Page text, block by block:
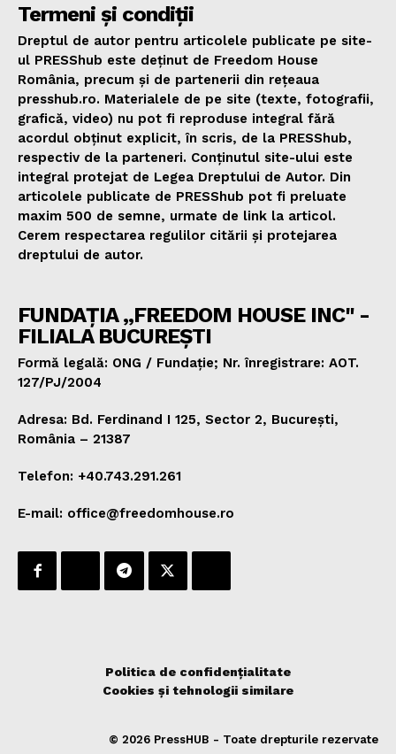
Termeni și condiții
Dreptul de autor pentru articolele publicate pe site-
ul PRESShub este deținut de Freedom House
România, precum și de partenerii din rețeaua
presshub.ro. Materialele de pe site (texte, fotografii,
grafică, video) nu pot fi reproduse integral fără
acordul obținut explicit, în scris, de la PRESShub,
respectiv de la parteneri. Conținutul site-ului este
integral protejat de Legea Dreptului de Autor. Din
articolele publicate de PRESShub pot fi preluate
maxim 500 de semne, urmate de link la articol.
Cerem respectarea regulilor citării și protejarea
dreptului de autor.
FUNDAȚIA „FREEDOM HOUSE INC" -
FILIALA BUCUREȘTI
Formă legală: ONG / Fundație; Nr. înregistrare: AOT.
127/PJ/2004
Adresa: Bd. Ferdinand I 125, Sector 2, București,
România – 21387
Telefon: +40.743.291.261
E-mail: office@freedomhouse.ro
Politica de confidențialitate
Cookies și tehnologii similare
© 2026 PressHUB - Toate drepturile rezervate